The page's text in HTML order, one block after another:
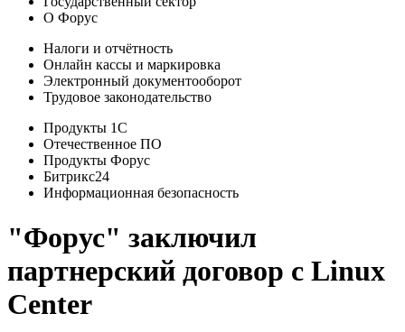
О Форус
Налоги и отчётность
Онлайн кассы и маркировка
Электронный документооборот
Трудовое законодательство
Продукты 1С
Отечественное ПО
Продукты Форус
Битрикс24
Информационная безопасность
"Форус" заключил
партнерский договор с Linux
Center